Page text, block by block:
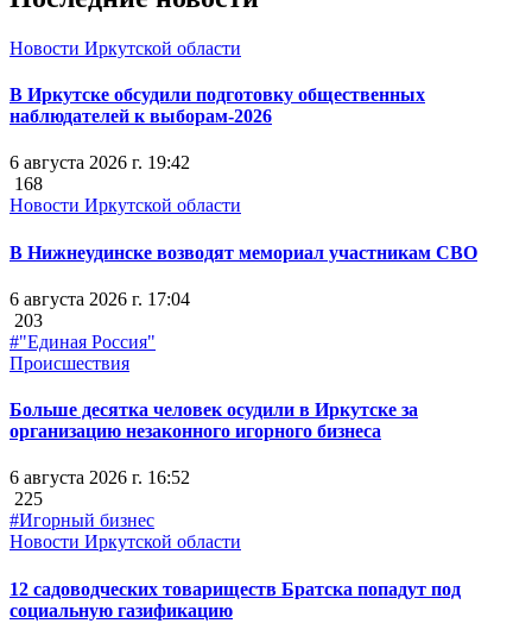
Новости Иркутской области
В Иркутске обсудили подготовку общественных
наблюдателей к выборам-2026
6 августа 2026 г. 19:42
168
Новости Иркутской области
В Нижнеудинске возводят мемориал участникам СВО
6 августа 2026 г. 17:04
203
#"Единая Россия"
Происшествия
Больше десятка человек осудили в Иркутске за
организацию незаконного игорного бизнеса
6 августа 2026 г. 16:52
225
#Игорный бизнес
Новости Иркутской области
12 садоводческих товариществ Братска попадут под
социальную газификацию